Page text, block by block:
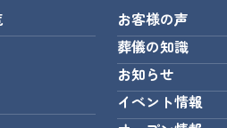
お客様の声
葬儀の知識
お知らせ
イベント情報